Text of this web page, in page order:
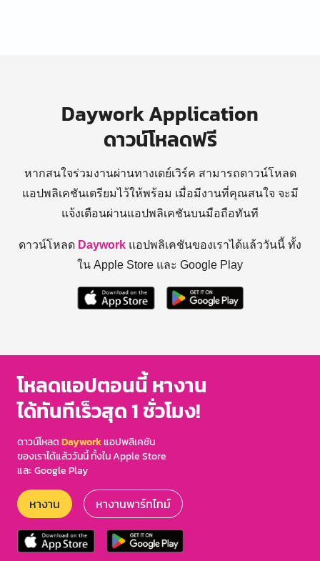
Daywork Application
ดาวน์โหลดฟรี
หากสนใจร่วมงานผ่านทางเดย์เวิร์ค สามารถดาวน์โหลด
แอปพลิเคชันเตรียมไว้ให้พร้อม เมื่อมีงานที่คุณสนใจ จะมี
แจ้งเตือนผ่านแอปพลิเคชันบนมือถือทันที
ดาวน์โหลด Daywork แอปพลิเคชันของเราได้แล้ววันนี้ ทั้ง
ใน Apple Store และ Google Play
โหลดแอปตอนนี้ หางาน
ได้ทันทีเร็วสุด 1 ชั่วโมง!
ดาวน์โหลดDayworkแอปพลิเคชัน
ของเราได้แล้ววันนี้ ทั้งใน Apple Store
และ Google Play
หางาน หางานพาร์ทไทม์